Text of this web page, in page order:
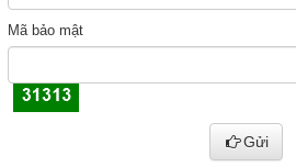
Mã bảo mật
Gửi